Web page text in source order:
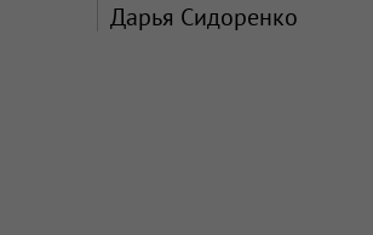
Дарья Сидоренко